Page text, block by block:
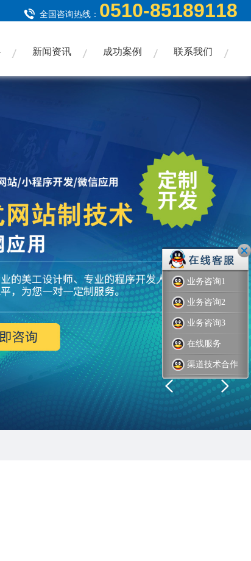
全国咨询热线： 0510-85189118
新闻资讯 成功案例 联系我们
业务咨询1
业务咨询2
业务咨询3
在线服务
渠道技术合作